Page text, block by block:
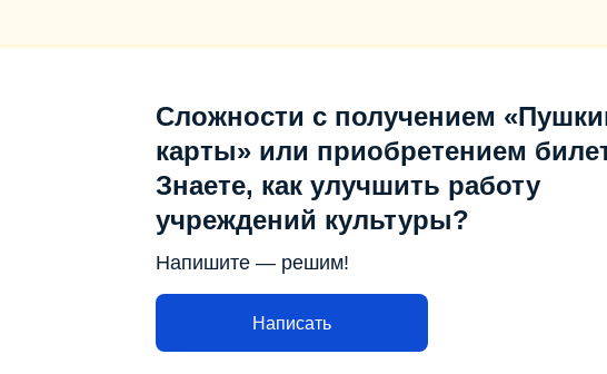
Сложности с получением
карты» или приобретением
Знаете, как улучшить работу
учреждений культуры?
Напишите — решим!
Написать